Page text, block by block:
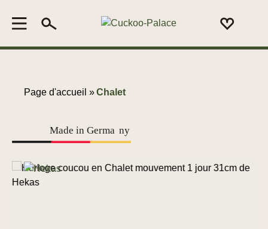
Page d'accueil »Chalet
Made in Germa ny